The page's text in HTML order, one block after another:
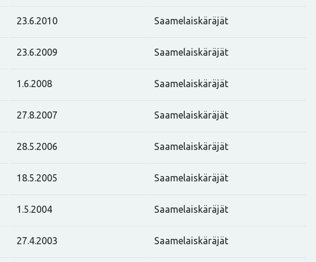
23.6.2010 Saamelaiskäräjät
23.6.2009 Saamelaiskäräjät
1.6.2008 Saamelaiskäräjät
27.8.2007 Saamelaiskäräjät
28.5.2006 Saamelaiskäräjät
18.5.2005 Saamelaiskäräjät
1.5.2004 Saamelaiskäräjät
27.4.2003 Saamelaiskäräjät